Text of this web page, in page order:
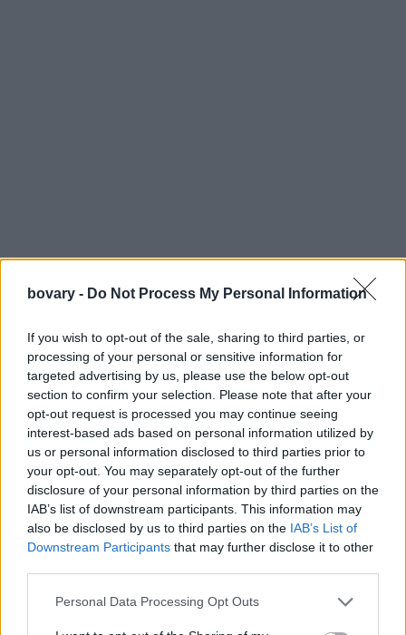
bovary - Do Not Process My Personal Information
If you wish to opt-out of the sale, sharing to third parties, or
processing of your personal or sensitive information for
targeted advertising by us, please use the below opt-out
section to confirm your selection. Please note that after your
opt-out request is processed you may continue seeing
interest-based ads based on personal information utilized by
us or personal information disclosed to third parties prior to
your opt-out. You may separately opt-out of the further
disclosure of your personal information by third parties on the
IAB’s list of downstream participants. This information may
also be disclosed by us to third parties on the IAB’s List of
Downstream Participants that may further disclose it to other
Personal Data Processing Opt Outs
Ηταν μια 17χρονη εσωστρεφής και ντροπαλή κόρη
δικηγόρου όταν την ανακάλυψεοΜισέλ Λεβατόν,διευθυντής
του πρακτορείου Metropolitan,σε μια ντισκοτέκ στο
Ντίσελντορφνα χορεύει. Η ίδια έχει αποκαλύψει σε
συνέντευξή της ότι κανείς δεν πίστευε ποτέ ότι θα κάνει
καριέρα, επειδήήταν πολύ ντροπαλή.«Προσπαθούσα στην
επαγγελματική μου ζωή να είμαι o σούπερμαν, ενώ στην
πραγματικότητα ήμουν ο Κλαρκ Κεντ» έχει σημειώσει